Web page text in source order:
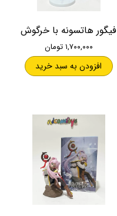
فیگور هاتسونه با خرگوش
۱,۷۰۰,۰۰۰ تومان
افزودن به سبد خرید